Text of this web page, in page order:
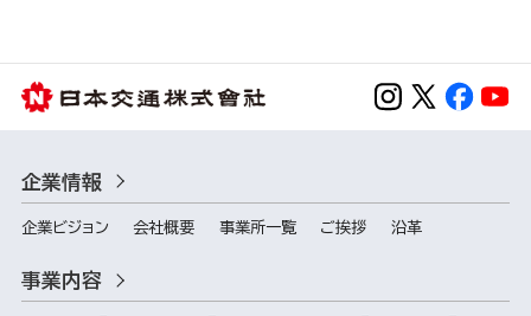
企業情報
企業ビジョン 会社概要 事業所一覧 ご挨拶 沿革
事業内容